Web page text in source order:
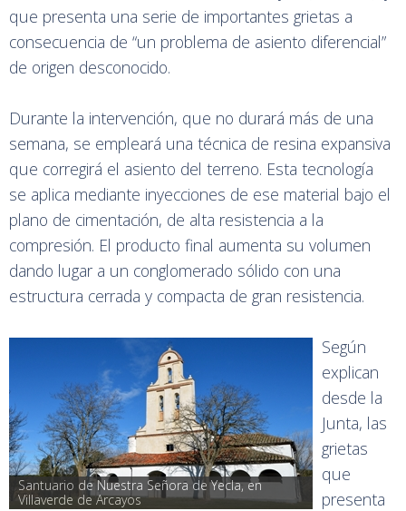
que presenta una serie de importantes grietas a
consecuencia de “un problema de asiento diferencial”
de origen desconocido.
Durante la intervención, que no durará más de una
semana, se empleará una técnica de resina expansiva
que corregirá el asiento del terreno. Esta tecnología
se aplica mediante inyecciones de ese material bajo el
plano de cimentación, de alta resistencia a la
compresión. El producto final aumenta su volumen
dando lugar a un conglomerado sólido con una
estructura cerrada y compacta de gran resistencia.
Santuario de Nuestra Señora de Yecla, en
Villaverde de Arcayos
Según
explican
desde la
Junta, las
grietas
que
presenta